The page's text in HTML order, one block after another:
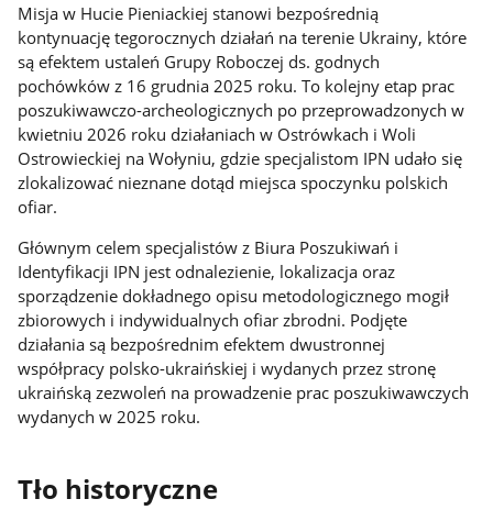
Misja w Hucie Pieniackiej stanowi bezpośrednią
kontynuację tegorocznych działań na terenie Ukrainy, które
są efektem ustaleń Grupy Roboczej ds. godnych
pochówków z 16 grudnia 2025 roku. To kolejny etap prac
poszukiwawczo-archeologicznych po przeprowadzonych w
kwietniu 2026 roku działaniach w Ostrówkach i Woli
Ostrowieckiej na Wołyniu, gdzie specjalistom IPN udało się
zlokalizować nieznane dotąd miejsca spoczynku polskich
ofiar.
Głównym celem specjalistów z Biura Poszukiwań i
Identyfikacji IPN jest odnalezienie, lokalizacja oraz
sporządzenie dokładnego opisu metodologicznego mogił
zbiorowych i indywidualnych ofiar zbrodni. Podjęte
działania są bezpośrednim efektem dwustronnej
współpracy polsko-ukraińskiej i wydanych przez stronę
ukraińską zezwoleń na prowadzenie prac poszukiwawczych
wydanych w 2025 roku.
Tło historyczne